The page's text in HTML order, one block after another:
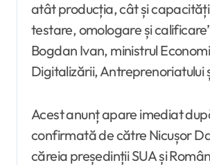
atât producția, cât și
testare, omologare și
Bogdan Ivan, ministrul
Digitalizării, Antreprenoriatului
Acest anunț apare imediat
confirmată de către Nicușor
căreia președinții SUA și